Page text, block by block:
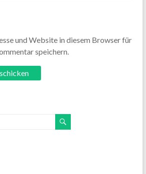
und Website in diesem Browser für
speichern.